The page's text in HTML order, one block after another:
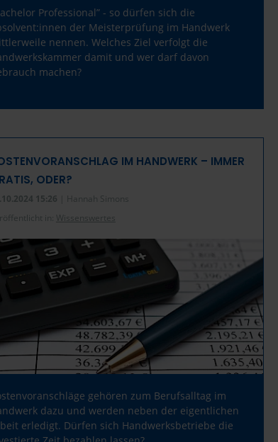
Professional” - so dürfen sich die
der Meisterprüfung im Handwerk
nennen. Welches Ziel verfolgt die
damit und wer darf davon
machen?
IM HANDWERK – IMMER
ODER?
15:26
| Hannah Simons
in: Wissenswertes
gehören zum Berufsalltag im
dazu und werden neben der eigentlichen
erledigt. Dürfen sich Handwerksbetriebe die